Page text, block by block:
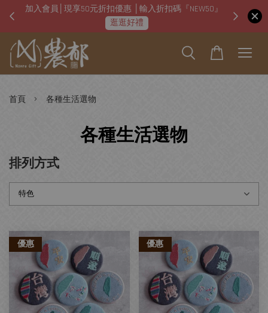
加入會員│現享50元折扣優惠 │輸入折扣碼『NEW50』
逛逛好禮
即日
首頁 › 各種生活選物
各種生活選物
排列方式
優惠 優惠